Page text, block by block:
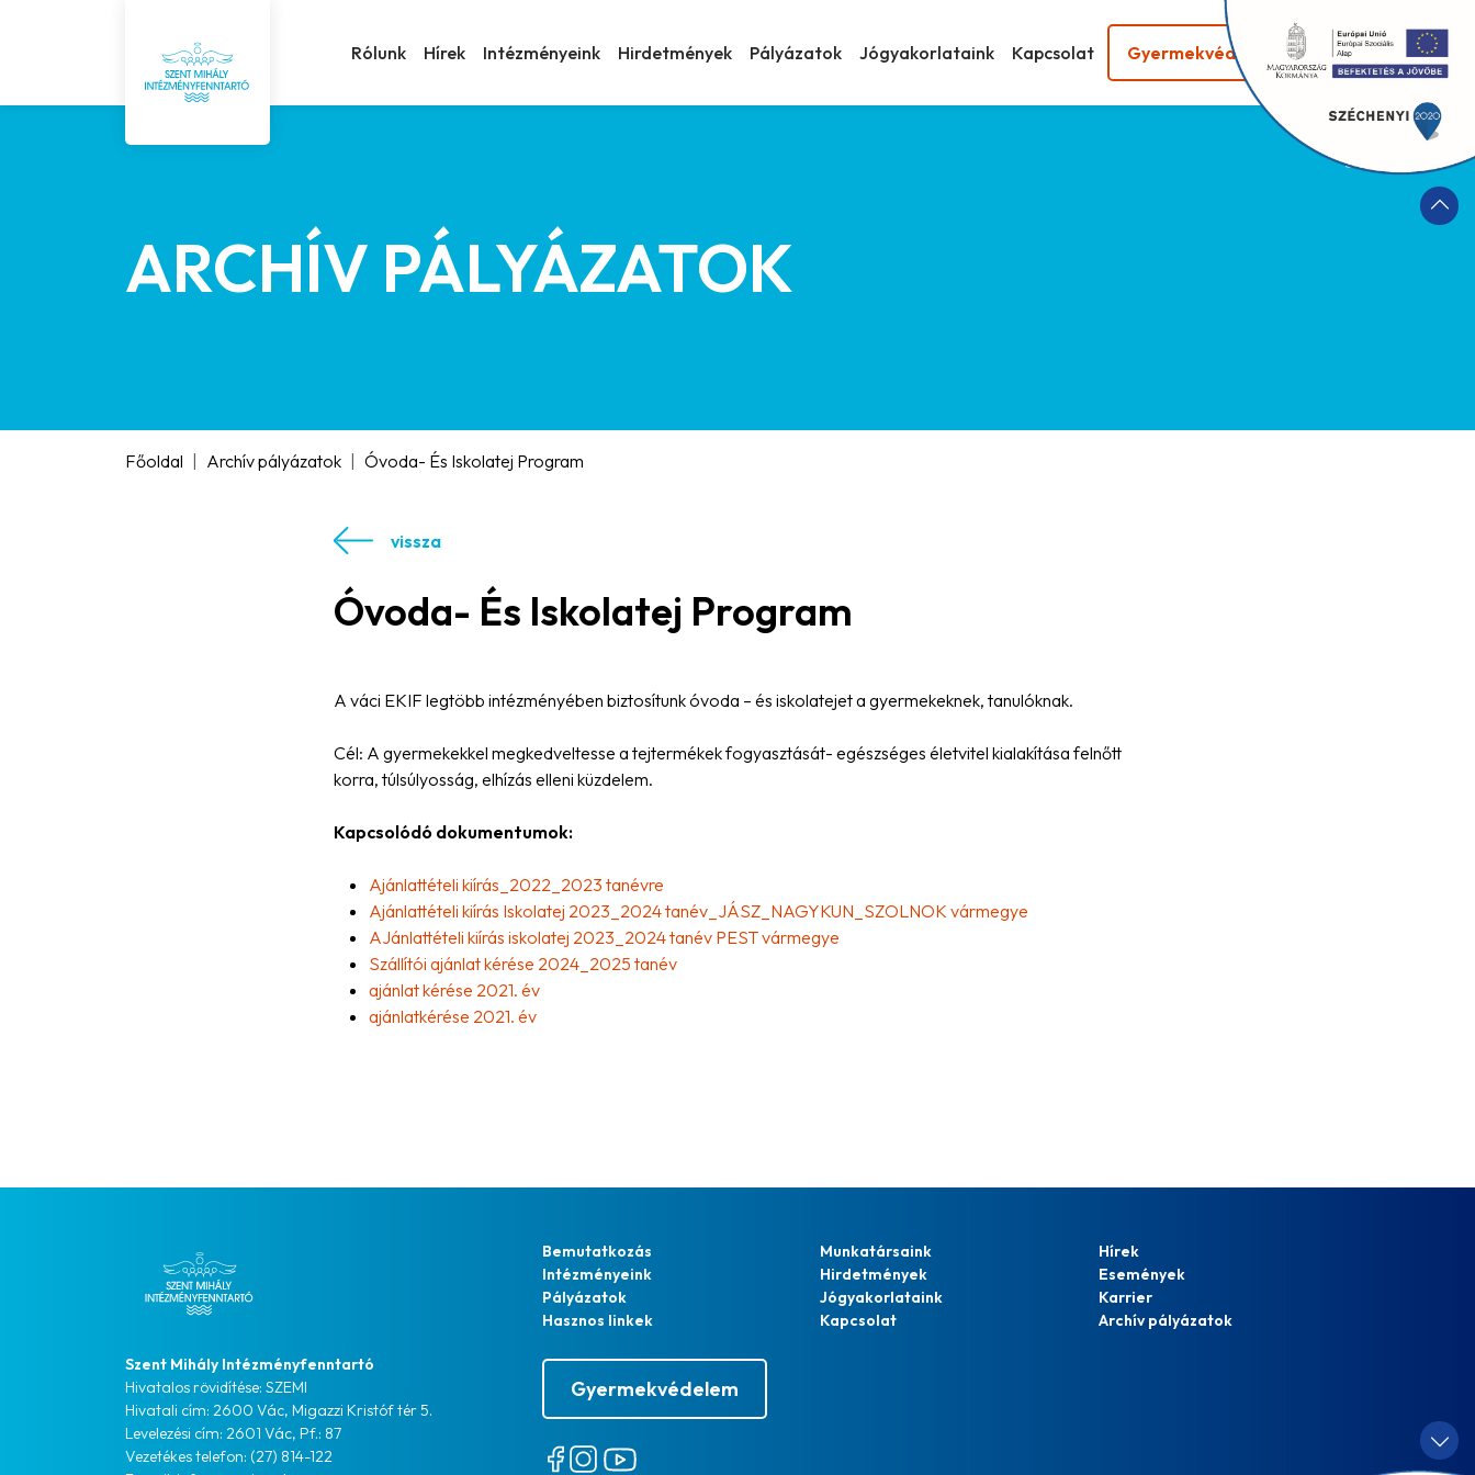
Rólunk Hírek Intézményeink Hirdetmények Pályázatok Jógyakorlataink Kapcsolat Gyermekvédelem
ARCHÍV PÁLYÁZATOK
Főoldal Archív pályázatok Óvoda- És Iskolatej Program
vissza
Óvoda- És Iskolatej Program
A váci EKIF legtöbb intézményében biztosítunk óvoda – és iskolatejet a gyermekeknek, tanulóknak.
Cél: A gyermekekkel megkedveltesse a tejtermékek fogyasztását- egészséges életvitel kialakítása felnőtt
korra, túlsúlyosság, elhízás elleni küzdelem.
Kapcsolódó dokumentumok:
Ajánlattételi kiírás_2022_2023 tanévre
Ajánlattételi kiírás Iskolatej 2023_2024 tanév_JÁSZ_NAGYKUN_SZOLNOK vármegye
AJánlattételi kiírás iskolatej 2023_2024 tanév PEST vármegye
Szállítói ajánlat kérése 2024_2025 tanév
ajánlat kérése 2021. év
ajánlatkérése 2021. év
Szent Mihály Intézményfenntartó
Hivatalos rövidítése: SZEMI
Hivatali cím: 2600 Vác, Migazzi Kristóf tér 5.
Levelezési cím: 2601 Vác, Pf.: 87
Vezetékes telefon: (27) 814-122
Bemutatkozás Munkatársaink
Hírek
Intézményeink
Hirdetmények
Események
Pályázatok
Jógyakorlataink
Karrier
Hasznos linkek
Kapcsolat Archív pályázatok
Gyermekvédelem